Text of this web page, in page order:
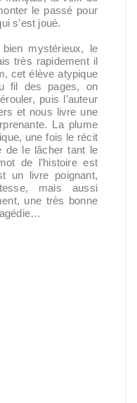
le passé pour
s’est joué.
mystérieux, le
très rapidement il
cet élève atypique
fil des pages, on
puis l’auteur
et nous livre une
La plume
une fois le récit
de le lâcher tant le
de l’histoire est
un livre poignant,
mais aussi
une très bonne